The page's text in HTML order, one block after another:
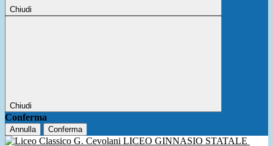
Chiudi
Chiudi
Conferma
Annulla Conferma
LICEO GINNASIO STATALE